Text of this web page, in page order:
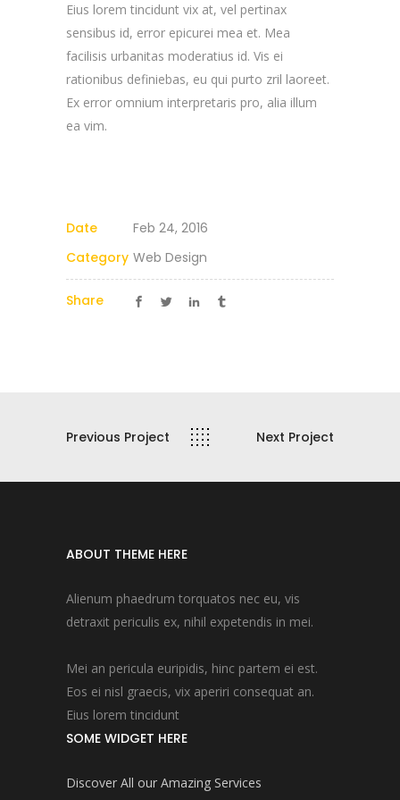
Eius lorem tincidunt vix at, vel pertinax
sensibus id, error epicurei mea et. Mea
facilisis urbanitas moderatius id. Vis ei
rationibus definiebas, eu qui purto zril laoreet.
Ex error omnium interpretaris pro, alia illum
ea vim.
Date
Feb 24, 2016
Category Web Design
Share
Previous Project Next Project
ABOUT THEME HERE
Alienum phaedrum torquatos nec eu, vis
detraxit periculis ex, nihil expetendis in mei.
Mei an pericula euripidis, hinc partem ei est.
Eos ei nisl graecis, vix aperiri consequat an.
Eius lorem tincidunt
SOME WIDGET HERE
Discover All our Amazing Services